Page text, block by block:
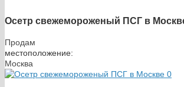
Осетр свежемороженый ПСГ в
Продам
местоположение:
Москва